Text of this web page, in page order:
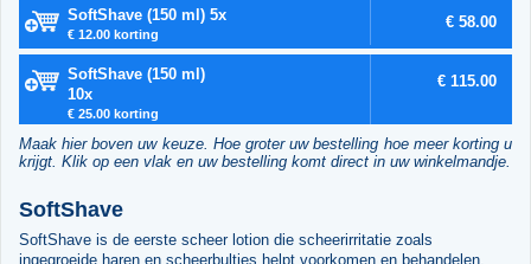
SoftShave (150 ml) 5x
€ 12.00 korting
€ 58.00
SoftShave (150 ml)
10x
€ 25.00 korting
€ 115.00
Maak hier boven uw keuze. Hoe groter uw bestelling hoe meer korting u
krijgt. Klik op een vlak en uw bestelling komt direct in uw winkelmandje.
SoftShave
SoftShave is de eerste scheer lotion die scheerirritatie zoals
ingegroeide haren en scheerbultjes helpt voorkomen en behandelen.